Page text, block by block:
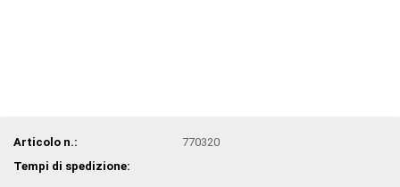
Articolo n.:
770320
Tempi di spedizione: